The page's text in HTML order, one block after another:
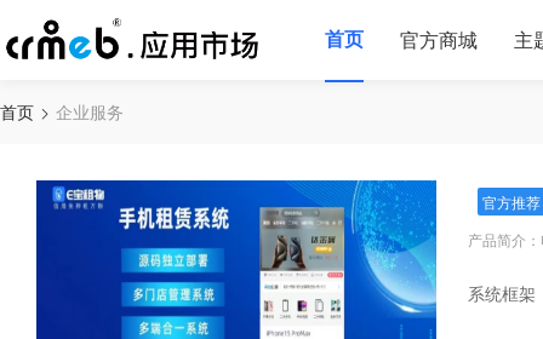
首页 官方商城 主
首页 企业服务
官方推荐
产品简介
系统框架